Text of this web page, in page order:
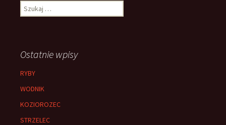
Szukaj:
Ostatnie wpisy
RYBY
WODNIK
KOZIOROZEC
STRZELEC